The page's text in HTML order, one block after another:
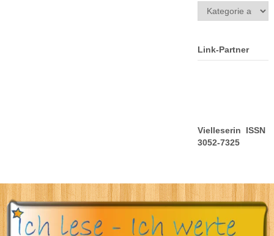
Kategorien
Link-Partner
Vielleserin ISSN
3052-7325